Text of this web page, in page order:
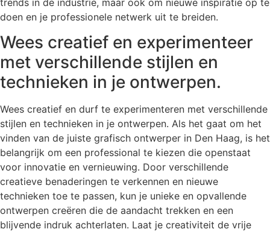
doen en je professionele netwerk uit te breiden.
Wees creatief en experimenteer
met verschillende stijlen en
technieken in je ontwerpen.
Wees creatief en durf te experimenteren met verschillende
stijlen en technieken in je ontwerpen. Als het gaat om het
vinden van de juiste grafisch ontwerper in Den Haag, is het
belangrijk om een professional te kiezen die openstaat
voor innovatie en vernieuwing. Door verschillende
creatieve benaderingen te verkennen en nieuwe
technieken toe te passen, kun je unieke en opvallende
ontwerpen creëren die de aandacht trekken en een
blijvende indruk achterlaten. Laat je creativiteit de vrije